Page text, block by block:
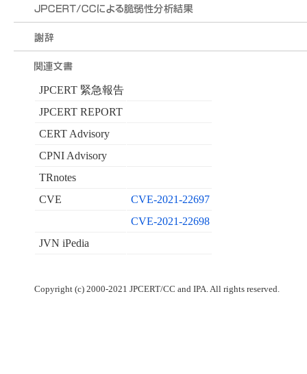
JPCERT 緊急報告
JPCERT REPORT
CERT Advisory
CPNI Advisory
TRnotes
CVE
CVE-2021-22697
CVE-2021-22698
JVN iPedia
Copyright (c) 2000-2021 JPCERT/CC and IPA. All rights reserved.